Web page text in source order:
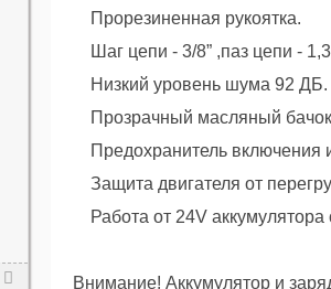
Прорезиненная рукоятка.
Шаг цепи - 3/8” ,паз цепи -
Низкий уровень шума 92 ДБ.
Прозрачный масляный бачок
Предохранитель включения
Защита двигателя от
Работа от 24V аккумулятора
Внимание! Аккумулятор и